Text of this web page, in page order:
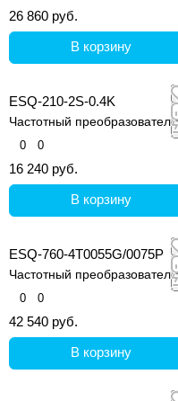
26 860 руб.
В корзину
ESQ-210-2S-0.4K
Частотный преобразователь
0 0
16 240 руб.
В корзину
ESQ-760-4T0055G/0075P
Частотный преобразователь
0 0
42 540 руб.
В корзину